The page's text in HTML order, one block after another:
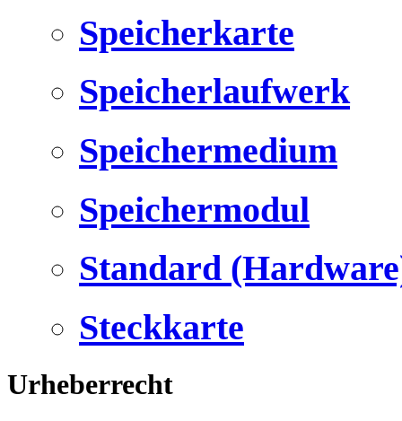
Speicherkarte
Speicherlaufwerk
Speichermedium
Speichermodul
Standard
Steckkarte
Urheberrecht